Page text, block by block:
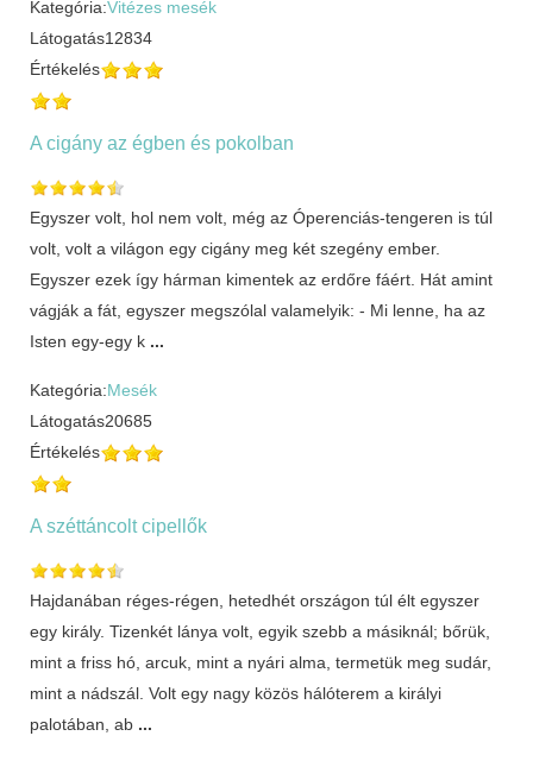
Kategória:Vitézes mesék
Látogatás12834
Értékelés
A cigány az égben és pokolban
Egyszer volt, hol nem volt, még az Óperenciás-tengeren is túl
volt, volt a világon egy cigány meg két szegény ember.
Egyszer ezek így hárman kimentek az erdőre fáért. Hát amint
vágják a fát, egyszer megszólal valamelyik: - Mi lenne, ha az
Isten egy-egy k ...
Kategória:Mesék
Látogatás20685
Értékelés
A széttáncolt cipellők
Hajdanában réges-régen, hetedhét országon túl élt egyszer
egy király. Tizenkét lánya volt, egyik szebb a másiknál; bőrük,
mint a friss hó, arcuk, mint a nyári alma, termetük meg sudár,
mint a nádszál. Volt egy nagy közös hálóterem a királyi
palotában, ab ...